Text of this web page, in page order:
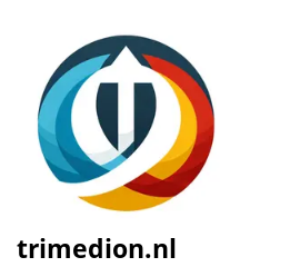
trimedion.nl
Categorie: